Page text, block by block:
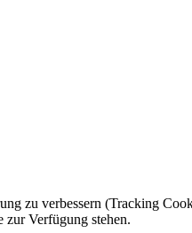
zu verbessern (Tracking
zur Verfügung stehen.